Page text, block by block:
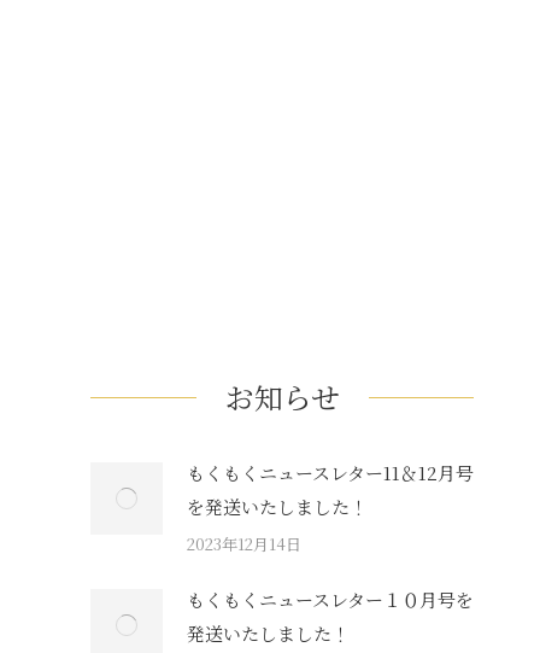
お知らせ
もくもくニュースレター11＆12月号
を発送いたしました！
2023年12月14日
もくもくニュースレター１０月号を
発送いたしました！